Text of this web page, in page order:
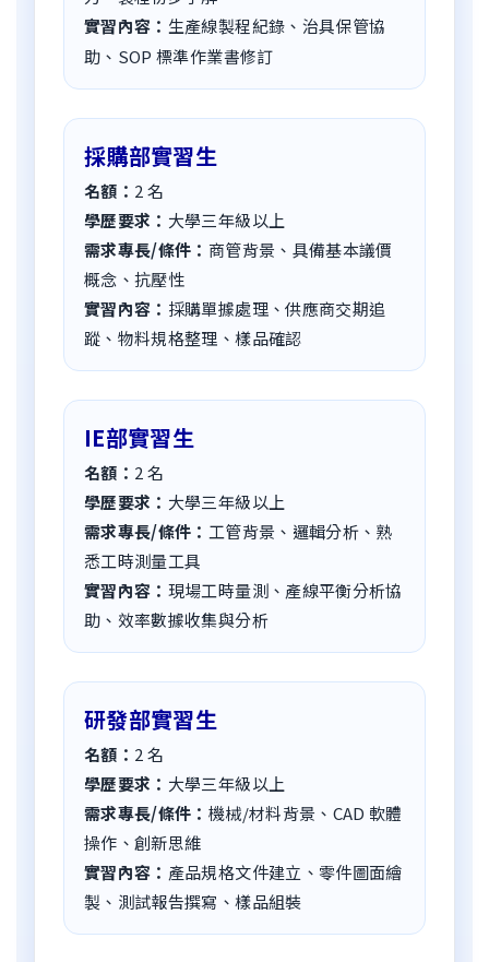
實習內容： 生產線製程紀錄、治具保管協
助、SOP 標準作業書修訂
採購部實習生
名額： 2 名
學歷要求： 大學三年級以上
需求專長/條件： 商管背景、具備基本議價
概念、抗壓性
實習內容： 採購單據處理、供應商交期追
蹤、物料規格整理、樣品確認
IE部實習生
名額： 2 名
學歷要求： 大學三年級以上
需求專長/條件： 工管背景、邏輯分析、熟
悉工時測量工具
實習內容： 現場工時量測、產線平衡分析協
助、效率數據收集與分析
研發部實習生
名額： 2 名
學歷要求： 大學三年級以上
需求專長/條件： 機械/材料背景、CAD 軟體
操作、創新思維
實習內容： 產品規格文件建立、零件圖面繪
製、測試報告撰寫、樣品組裝